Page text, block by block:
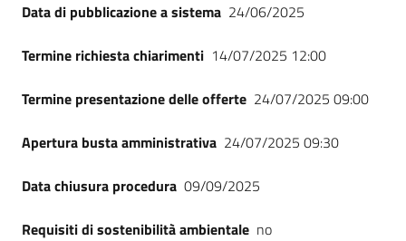
Data di pubblicazione a sistema 24/06/2025
Termine richiesta chiarimenti 14/07/2025 12:00
Termine presentazione delle offerte 24/07/2025 09:00
Apertura busta amministrativa 24/07/2025 09:30
Data chiusura procedura 09/09/2025
Requisiti di sostenibilità ambientale no